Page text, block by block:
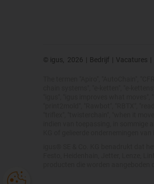
© igus, 2026 | Bedrijf | Vacatures |